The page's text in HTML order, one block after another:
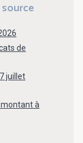
de
juillet
montant à